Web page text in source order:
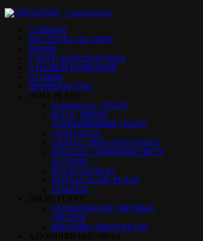
ГЛАВНАЯ
РАССРОЧКА НА ОКНА
АКЦИЯ
У КОГО ЗАКАЗАТЬ ОКНА
О НАШЕЙ КОМПАНИИ
ОТЗЫВЫ
ПРОИЗВОДСТВО
О компании - РЕХАУ
BLITZ: ВЫБОР,
СОХРАНЯЮЩИЙ ТЕПЛО
CONSTANTA
GRAZIO: ОКНО В БУДУЩЕЕ
DELIGHT: ГАРМОНИЯ СВЕТА
И СТИЛЯ
РЕХАУ-INTELIO
INTELIO SLIDE РЕХАУ
DIAMANT
ОСОБЕННОСТИ ДВЕРНЫХ
СИСТЕМ
ВХОДНЫЕ ДВЕРИ РЕХАУ